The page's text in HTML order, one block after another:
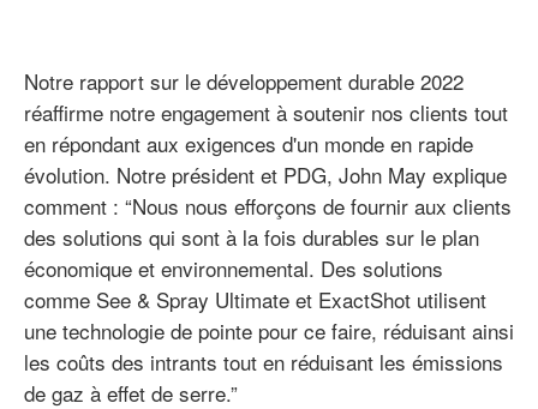
Notre rapport sur le développement durable 2022
réaffirme notre engagement à soutenir nos clients tout
en répondant aux exigences d'un monde en rapide
évolution. Notre président et PDG, John May explique
comment : “Nous nous efforçons de fournir aux clients
des solutions qui sont à la fois durables sur le plan
économique et environnemental. Des solutions
comme See & Spray Ultimate et ExactShot utilisent
une technologie de pointe pour ce faire, réduisant ainsi
les coûts des intrants tout en réduisant les émissions
de gaz à effet de serre.”